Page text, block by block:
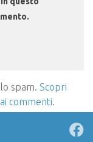
spam. Scopri
commenti.